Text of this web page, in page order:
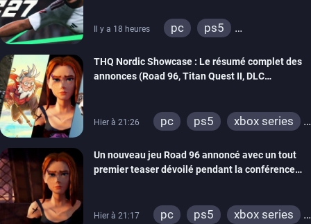
Il y a 18 heures pc
ps5
THQ Nordic Showcase : Le résumé complet des
annonces (Road 96, Titan Quest II, DLC
Hier à 21:26 pc ps5
xbox series
xbox one
switch 2
Un nouveau jeu Road 96 annoncé avec un tout
premier teaser dévoilé pendant la conférence
Hier à 21:17 pc ps5
xbox series